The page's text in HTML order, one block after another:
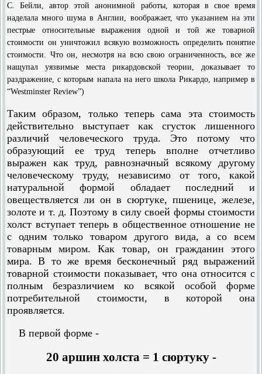
С. Бейли, автор этой анонимной работы, которая в свое время
наделала много шума в Англии, воображает, что указанием на эти
пестрые относительные выражения одной и той же товарной
стоимости он уничтожил всякую возможность определить понятие
стоимости. Что он, несмотря на всю свою ограниченность, все же
нащупал уязвимые места рикардовской теории, доказывает то
раздражение, с которым напала на него школа Рикардо, например в
“Westminster Review”)
Таким образом, только теперь сама эта стоимость
действительно выступает как сгусток лишенного
различий человеческого труда. Это потому что
образующий ее труд теперь вполне отчетливо
выражен как труд, равнозначный всякому другому
человеческому труду, независимо от того, какой
натуральной формой обладает последний и
овеществляется ли он в сюртуке, пшенице, железе,
золоте и т. д. Поэтому в силу своей формы стоимости
холст вступает теперь в общественное отношение не
с одним только товаром другого вида, а со всем
товарным миром. Как товар, он гражданин этого
мира. В то же время бесконечный ряд выражений
товарной стоимости показывает, что она относится с
полным безразличием ко всякой особой форме
потребительной стоимости, в которой она
проявляется.
В первой форме -
20 аршин холста = 1 сюртуку -